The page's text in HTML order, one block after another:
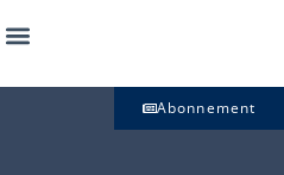
Abonnement